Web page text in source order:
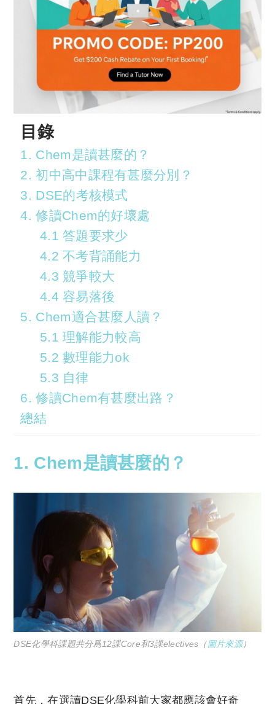
目錄
1. Chem是讀甚麼的？
2. 初中高中課程有甚麼分別？
3. DSE的考核模式
4. 修讀Chem的好壞處
4.1 答題要求少
4.2 不考背誦能力
4.3 競爭較大
4.4 容易落後
5. Chem適合甚麼人讀？
5.1 理解能力較高
5.2 數理能力ok
5.3 自律
6. 修讀Chem有甚麼出路？
總結
1. Chem是讀甚麼的？
DSE化學科課題共分爲12課Core和3課electives（圖片來源）
首先，在選讀DSE化學科前大家都應該會好奇